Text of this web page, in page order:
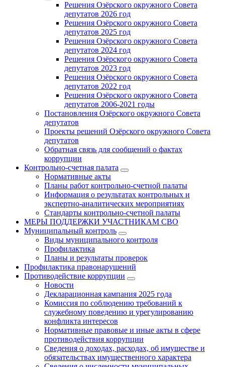
Решения Озёрского окружного Совета
депутатов 2026 год
Решения Озёрского окружного Совета
депутатов 2025 год
Решения Озёрского окружного Совета
депутатов 2024 год
Решения Озёрского окружного Совета
депутатов 2023 год
Решения Озёрского окружного Совета
депутатов 2022 год
Решения Озёрского окружного Совета
депутатов 2006-2021 годы
Постановления Озёрского окружного Совета
депутатов
Проекты решений Озёрского окружного Совета
депутатов
Обратная связь для сообщений о фактах
коррупции
Контрольно-счетная палата
Нормативные акты
Планы работ контрольно-счетной палаты
Информация о результатах контрольных и
экспертно-аналитических мероприятиях
Стандарты контрольно-счетной палаты
МЕРЫ ПОДДЕРЖКИ УЧАСТНИКАМ СВО
Муниципальный контроль
Виды муниципального контроля
Профилактика
Планы и результаты проверок
Профилактика правонарушений
Противодействие коррупции
Новости
Декларационная кампания 2025 года
Комиссия по соблюдению требований к
служебному поведению и урегулированию
конфликта интересов
Нормативные правовые и иные акты в сфере
противодействия коррупции
Сведения о доходах, расходах, об имуществе и
обязательствах имущественного характера